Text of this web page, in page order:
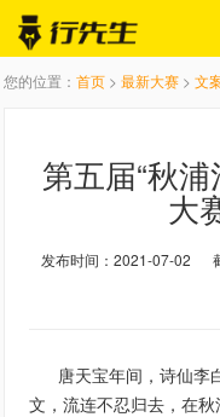
您的位置： 首页 > 最新大赛 > 文
第五届“秋
大
发布时间：2021-07-02
唐天宝年间，诗仙李
文，流连不忍归去，在